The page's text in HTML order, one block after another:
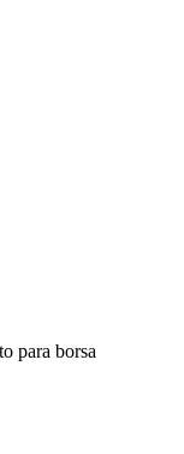
para borsa